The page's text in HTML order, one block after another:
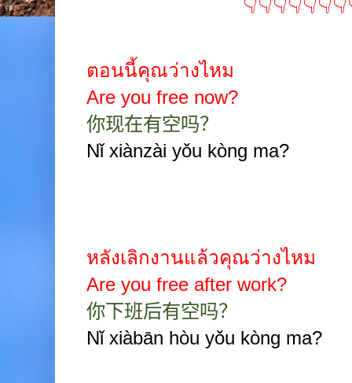
ตอนนี้คุณว่างไหม
Are you free now?
你现在有空吗？
Nǐ xiànzài yǒu kòng ma?
หลังเลิกงานแล้วคุณว่างไหม
Are you free after work?
你下班后有空吗？
Nǐ xiàbān hòu yǒu kòng ma?